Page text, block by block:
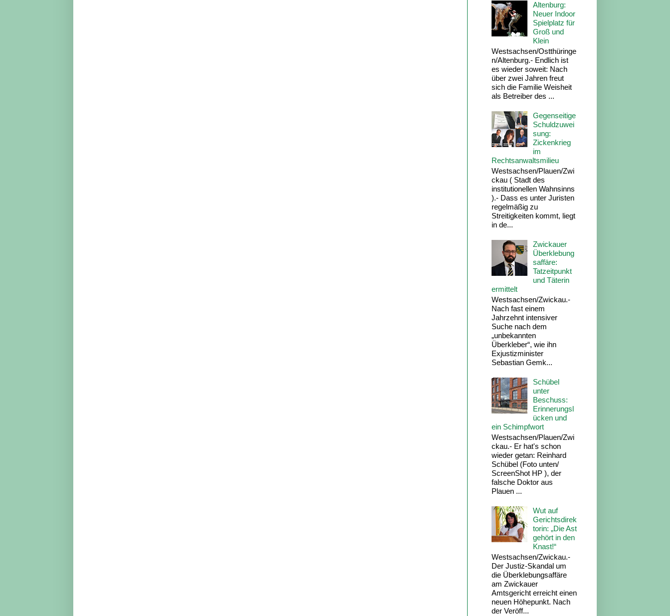
Altenburg:
Neuer Indoor
Spielplatz für
Groß und
Klein
Westsachsen/Ostthüringe
n/Altenburg.- Endlich ist
es wieder soweit: Nach
über zwei Jahren freut
sich die Familie Weisheit
als Betreiber des ...
Gegenseitige
Schuldzuwei
sung:
Zickenkrieg
im
Rechtsanwaltsmilieu
Westsachsen/Plauen/Zwi
ckau ( Stadt des
institutionellen Wahnsinns
).- Dass es unter Juristen
regelmäßig zu
Streitigkeiten kommt, liegt
in de...
Zwickauer
Überklebung
saffäre:
Tatzeitpunkt
und Täterin
ermittelt
Westsachsen/Zwickau.-
Nach fast einem
Jahrzehnt intensiver
Suche nach dem
„unbekannten
Überkleber“, wie ihn
Exjustizminister
Sebastian Gemk...
Schübel
unter
Beschuss:
Erinnerungsl
ücken und
ein Schimpfwort
Westsachsen/Plauen/Zwi
ckau.- Er hat's schon
wieder getan: Reinhard
Schübel (Foto unten/
ScreenShot HP ), der
falsche Doktor aus
Plauen ...
Wut auf
Gerichtsdirek
torin: „Die Ast
gehört in den
Knast!“
Westsachsen/Zwickau.-
Der Justiz-Skandal um
die Überklebungsaffäre
am Zwickauer
Amtsgericht erreicht einen
neuen Höhepunkt. Nach
der Veröff...